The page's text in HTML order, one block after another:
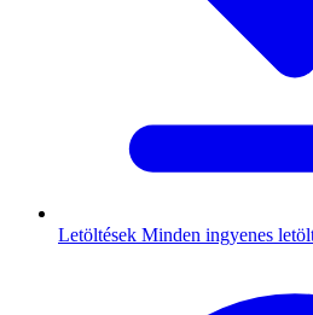
Letöltések Minden ingyenes